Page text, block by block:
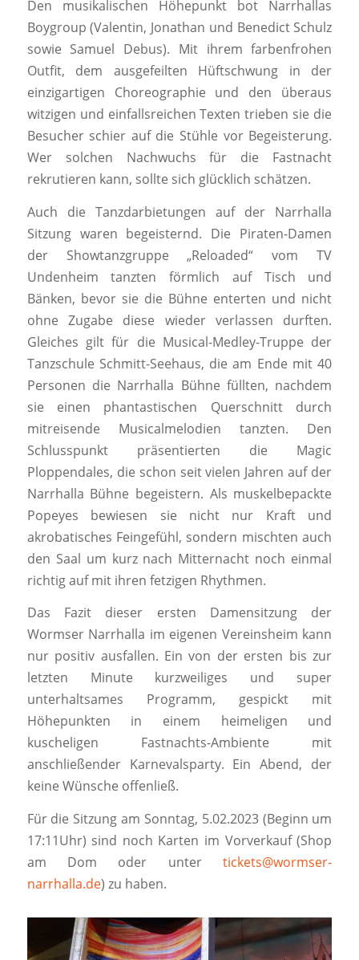
Den musikalischen Höhepunkt bot Narrhallas
Boygroup (Valentin, Jonathan und Benedict Schulz
sowie Samuel Debus). Mit ihrem farbenfrohen
Outfit, dem ausgefeilten Hüftschwung in der
einzigartigen Choreographie und den überaus
witzigen und einfallsreichen Texten trieben sie die
Besucher schier auf die Stühle vor Begeisterung.
Wer solchen Nachwuchs für die Fastnacht
rekrutieren kann, sollte sich glücklich schätzen.
Auch die Tanzdarbietungen auf der Narrhalla
Sitzung waren begeisternd. Die Piraten-Damen
der Showtanzgruppe „Reloaded“ vom TV
Undenheim tanzten förmlich auf Tisch und
Bänken, bevor sie die Bühne enterten und nicht
ohne Zugabe diese wieder verlassen durften.
Gleiches gilt für die Musical-Medley-Truppe der
Tanzschule Schmitt-Seehaus, die am Ende mit 40
Personen die Narrhalla Bühne füllten, nachdem
sie einen phantastischen Querschnitt durch
mitreisende Musicalmelodien tanzten. Den
Schlusspunkt präsentierten die Magic
Ploppendales, die schon seit vielen Jahren auf der
Narrhalla Bühne begeistern. Als muskelbepackte
Popeyes bewiesen sie nicht nur Kraft und
akrobatisches Feingefühl, sondern mischten auch
den Saal um kurz nach Mitternacht noch einmal
richtig auf mit ihren fetzigen Rhythmen.
Das Fazit dieser ersten Damensitzung der
Wormser Narrhalla im eigenen Vereinsheim kann
nur positiv ausfallen. Ein von der ersten bis zur
letzten Minute kurzweiliges und super
unterhaltsames Programm, gespickt mit
Höhepunkten in einem heimeligen und
kuscheligen Fastnachts-Ambiente mit
anschließender Karnevalsparty. Ein Abend, der
keine Wünsche offenließ.
Für die Sitzung am Sonntag, 5.02.2023 (Beginn um
17:11Uhr) sind noch Karten im Vorverkauf (Shop
am Dom oder untertickets@wormser-
narrhalla.de) zu haben.